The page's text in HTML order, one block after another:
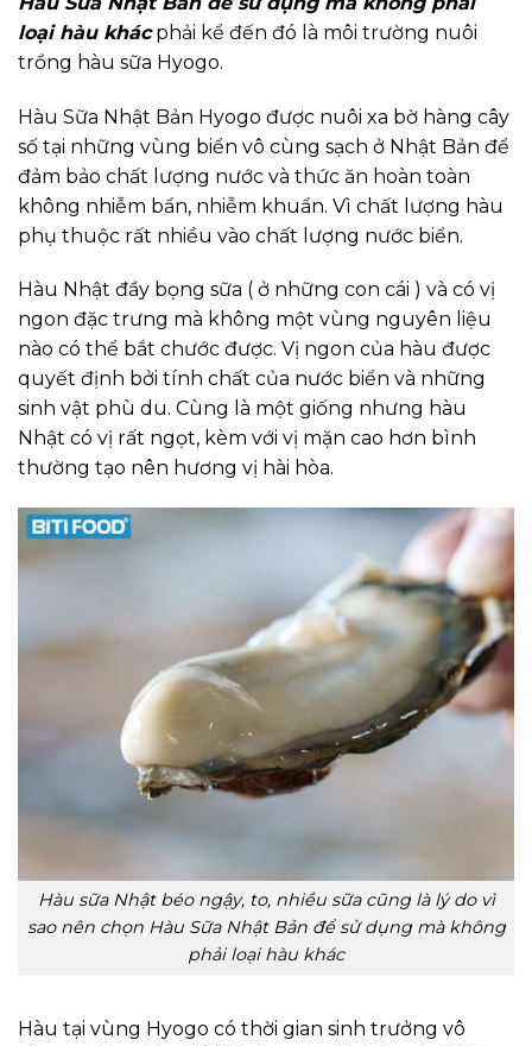
loại hàu khácphải kể đến đó là môi trường nuôi
trồng hàu sữa Hyogo.
Hàu Sữa Nhật Bản Hyogo được nuôi xa bờ hàng cây
số tại những vùng biển vô cùng sạch ở Nhật Bản để
đảm bảo chất lượng nước và thức ăn hoàn toàn
không nhiễm bẩn, nhiễm khuẩn. Vì chất lượng hàu
phụ thuộc rất nhiều vào chất lượng nước biển.
Hàu Nhật đầy bọng sữa ( ở những con cái ) và có vị
ngon đặc trưng mà không một vùng nguyên liệu
nào có thể bắt chước được. Vị ngon của hàu được
quyết định bởi tính chất của nước biển và những
sinh vật phù du. Cùng là một giống nhưng hàu
Nhật có vị rất ngọt, kèm với vị mặn cao hơn bình
thường tạo nên hương vị hài hòa.
Hàu sữa Nhật béo ngậy, to, nhiều sữa cũng là lý do vì
sao nên chọn Hàu Sữa Nhật Bản để sử dụng mà không
phải loại hàu khác
Hàu tại vùng Hyogo có thời gian sinh trưởng vô